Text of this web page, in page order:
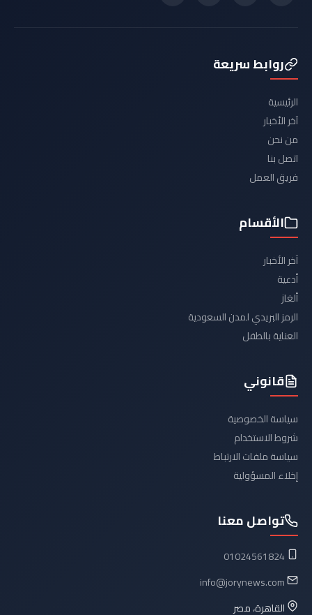
روابط سريعة
الرئيسية
آخر الأخبار
من نحن
اتصل بنا
فريق العمل
الأقسام
آخر الأخبار
أدعية
ألغاز
الرمز البريدي لمدن السعودية
العناية بالطفل
قانوني
سياسة الخصوصية
شروط الاستخدام
سياسة ملفات الارتباط
إخلاء المسؤولية
تواصل معنا
01024561824
info@jorynews.com
القاهرة، مصر